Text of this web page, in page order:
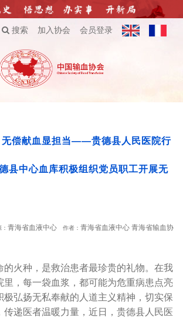
搜索 加入协会 会员登录
无偿献血显担当——贵德县人民医院行
县中心血库积极组织党员职工开展无
青海省血液中心 作者： 青海省血液中心 青海省输血协
火种，是救治患者最珍贵的礼物。在我
里，每一袋血浆，都可能为危重病患点亮
极弘扬无私奉献的人道主义精神，切实保
传递医者温暖力量，近日，贵德县人民医